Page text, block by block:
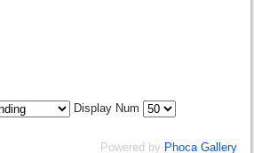
Display Num
Powered by Phoca Gallery